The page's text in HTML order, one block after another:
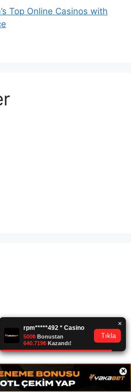
×
Top Online Casinos with